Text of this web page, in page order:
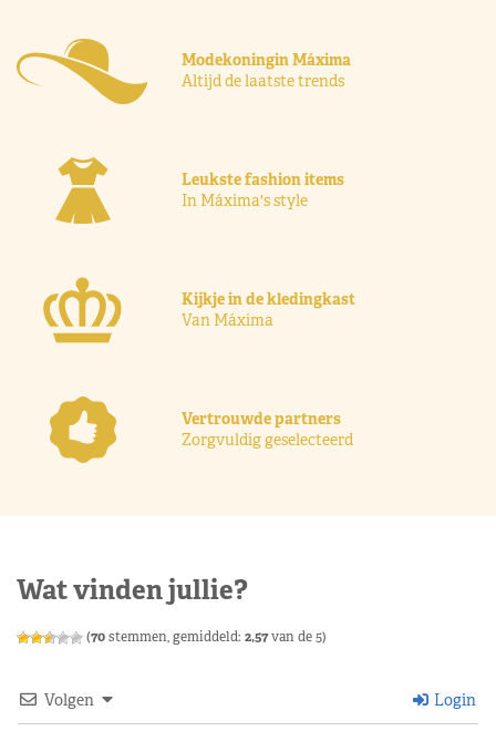
Modekoningin Máxima
Altijd de laatste trends
Leukste fashion items
In Máxima's style
Kijkje in de kledingkast
Van Máxima
Vertrouwde partners
Zorgvuldig geselecteerd
Wat vinden jullie?
(70stemmen, gemiddeld: 2,57van de 5)
Volgen Login